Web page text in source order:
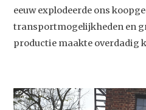
eeuw explodeerde ons
transportmogelijkheden en
productie maakte overdadig